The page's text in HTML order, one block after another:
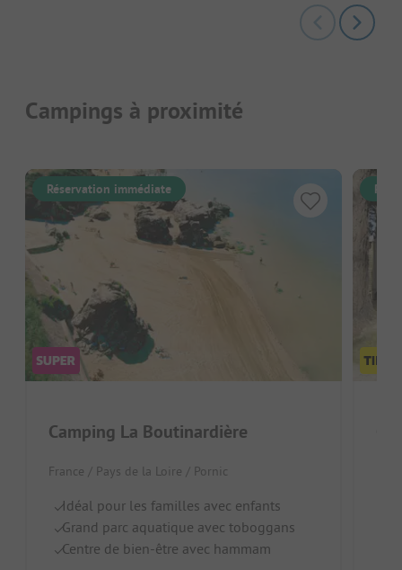
Campings à proximité
Réservation immédiate
Camping La Boutinardière
France / Pays de la Loire / Pornic
Idéal pour les familles avec enfants
Grand parc aquatique avec toboggans
Centre de bien-être avec hammam